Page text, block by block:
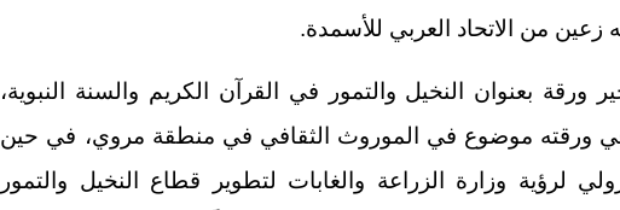
زعين من الاتحاد العربي للأسمدة.
بعنوان النخيل والتمور في القرآن الكريم والسنة النبوية،
ورقته موضوع في الموروث الثقافي في منطقة مروي، في حين
لرؤية وزارة الزراعة والغابات لتطوير قطاع النخيل والتمور